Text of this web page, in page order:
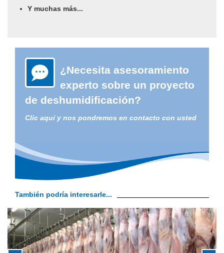
Y muchas más...
¿Necesita asesoramiento
experto sobre un proyecto
de deshumidificación?
Clic aquí y nos pondremos en contacto con usted
También podría interesarle...